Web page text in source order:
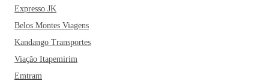
Expresso JK
Belos Montes Viagens
Kandango Transportes
Viação Itapemirim
Emtram